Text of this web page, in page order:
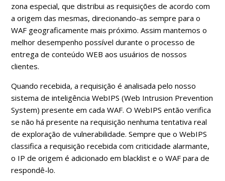
zona especial, que distribui as requisições de acordo com
a origem das mesmas, direcionando-as sempre para o
WAF geograficamente mais próximo. Assim mantemos o
melhor desempenho possível durante o processo de
entrega de conteúdo WEB aos usuários de nossos
clientes.
Quando recebida, a requisição é analisada pelo nosso
sistema de inteligência WebIPS (Web Intrusion Prevention
System) presente em cada WAF. O WebIPS então verifica
se não há presente na requisição nenhuma tentativa real
de exploração de vulnerabilidade. Sempre que o WebIPS
classifica a requisição recebida com criticidade alarmante,
o IP de origem é adicionado em blacklist e o WAF para de
respondê-lo.